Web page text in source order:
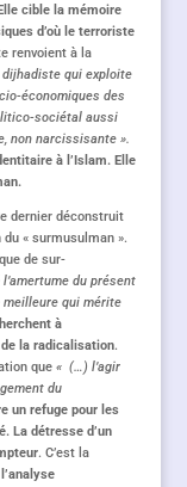
cible la mémoire
d’où le terroriste
renvoient à la
dijhadiste qui exploite
économiques des
sociétal aussi
non narcissisante ».
à l’Islam. Elle
dernier déconstruit
« surmusulman ».
de sur-
du présent
meilleure qui mérite
à
la radicalisation.
que « (…) l’agir
du
un refuge pour les
La détresse d’un
. C’est la